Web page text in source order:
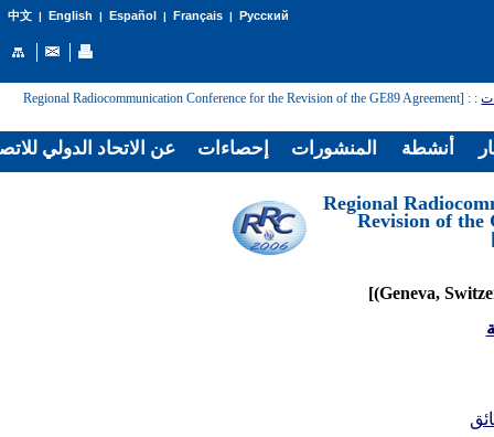
中文| English | Español | Français| Русский
:
: [Regional Radiocommunication Conference for the Revision of the GE89 Agreement
[Regional
Revision of the
عن الاتحاد الدولي إحصاءات المنشورات أنشطة